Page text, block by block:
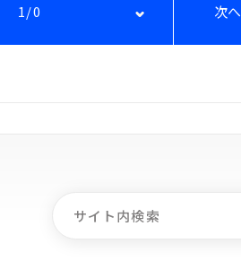
1/0 次へ